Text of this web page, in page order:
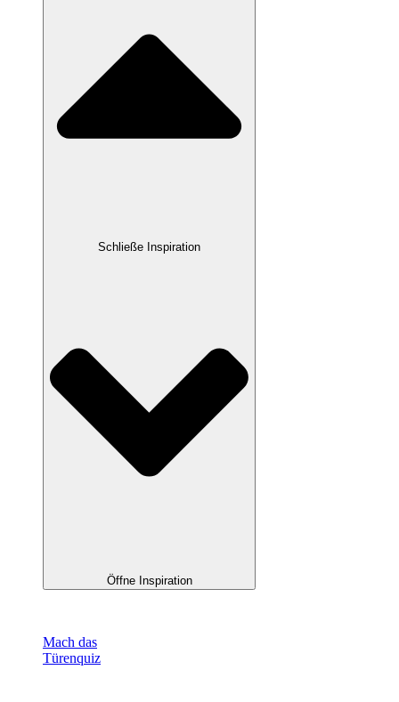
Schließe Inspiration
Öffne Inspiration
Mach das
Türenquiz